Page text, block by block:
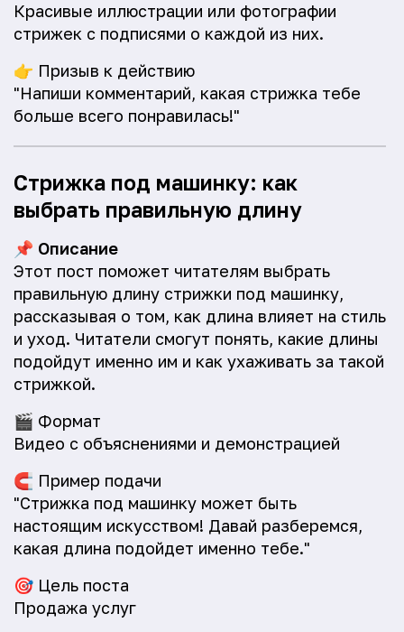
Красивые иллюстрации или фотографии
стрижек с подписями о каждой из них.
👉 Призыв к действию
"Напиши комментарий, какая стрижка тебе
больше всего понравилась!"
Стрижка под машинку: как
выбрать правильную длину
📌 Описание
Этот пост поможет читателям выбрать
правильную длину стрижки под машинку,
рассказывая о том, как длина влияет на стиль
и уход. Читатели смогут понять, какие длины
подойдут именно им и как ухаживать за такой
стрижкой.
🎬 Формат
Видео с объяснениями и демонстрацией
🧲 Пример подачи
"Стрижка под машинку может быть
настоящим искусством! Давай разберемся,
какая длина подойдет именно тебе."
🎯 Цель поста
Продажа услуг